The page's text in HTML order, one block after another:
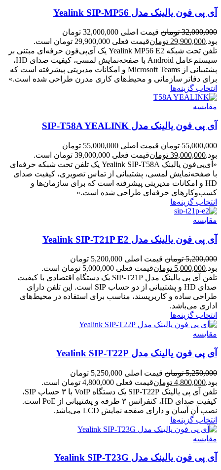
آی پی فون یالینک مدل Yealink SIP-MP56
32,000,000 تومان
قیمت اصلی 32,000,000 تومان
بود.29,900,000 تومانقیمت فعلی 29,900,000 تومان است.
تلفن تحت شبکه Yealink MP56 E2 یک آی‌پی‌فون حرفه‌ای مبتنی بر
سیستم‌عامل Android با صفحه‌نمایش لمسی، کیفیت صدای HD،
پشتیبانی از Microsoft Teams و امکانات مدیریتی پیشرفته است که
برای دفاتر سازمانی و محیط‌های کاری مدرن طراحی شده است.»
انتخاب گزینه‌ها
مقایسه
آی پی فون یالینک مدل SIP-T58A YEALINK
55,000,000 تومان
قیمت اصلی 55,000,000 تومان
بود.39,000,000 تومانقیمت فعلی 39,000,000 تومان است.
«آی‌پی‌فون یالینک Yealink SIP‑T58A یک تلفن تحت شبکه حرفه‌ای
با صفحه‌نمایش لمسی، پشتیبانی از تماس تصویری، کیفیت صدای
HD و امکانات مدیریتی پیشرفته است که برای سازمان‌ها و
کسب‌وکارهای حرفه‌ای طراحی شده است.»
انتخاب گزینه‌ها
مقایسه
آی پی فون یالینک مدل Yealink SIP-T21P E2
5,200,000 تومان
قیمت اصلی 5,200,000 تومان
بود.5,000,000 تومانقیمت فعلی 5,000,000 تومان است.
تلفن آی پی یالینک مدل SIP-T21P یک دستگاه اقتصادی با کیفیت
صدای HD و پشتیبانی از دو حساب SIP است. این تلفن دارای
طراحی ساده و کاربرپسند، مناسب برای استفاده در محیط‌های
اداری می‌باشد.
انتخاب گزینه‌ها
مقایسه
آی پی فون یالینک مدل Yealink SIP-T22P
5,250,000 تومان
قیمت اصلی 5,250,000 تومان
بود.4,800,000 تومانقیمت فعلی 4,800,000 تومان است.
تلفن آی پی یالینک SIP-T22P یک دستگاه VoIP با ۳ حساب SIP،
کیفیت صدای HD، کنفرانس ۳ طرفه و پشتیبانی از PoE است.
نصب آن آسان و دارای صفحه نمایش LCD می‌باشد.
انتخاب گزینه‌ها
مقایسه
آی پی فون یالینک مدل Yealink SIP-T23G